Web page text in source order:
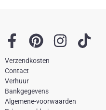
F
a
c
e
b
P
i
e
I
a
T
Verzendkosten
Contact
Verhuur
Bankgegevens
Algemene-voorwaarden